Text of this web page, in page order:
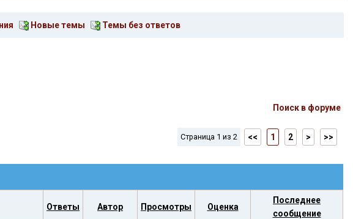
Новые темы Темы без ответов
Поиск в форуме
Страница 1 из 2 << 1 2 > >>
Ответы Автор Просмотры Оценка
Последнее
сообщение